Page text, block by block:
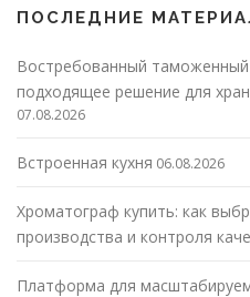
ПОСЛЕДНИЕ
Востребованный таможенный
подходящее решение для
07.08.2026
Встроенная кухня 06.08.2026
Хроматограф купить: как
производства и контроля
Платформа для